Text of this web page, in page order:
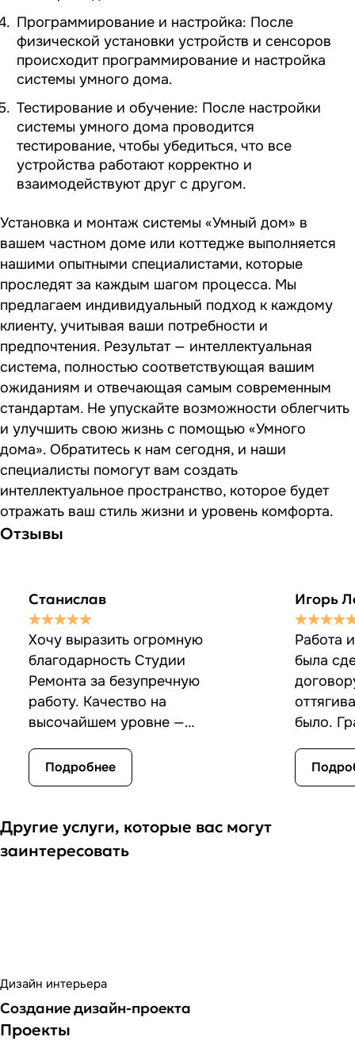
Программирование и настройка: После
физической установки устройств и сенсоров
происходит программирование и настройка
системы умного дома.
Тестирование и обучение: После настройки
системы умного дома проводится
тестирование, чтобы убедиться, что все
устройства работают корректно и
взаимодействуют друг с другом.
Установка и монтаж системы «Умный дом» в
вашем частном доме или коттедже выполняется
нашими опытными специалистами, которые
проследят за каждым шагом процесса. Мы
предлагаем индивидуальный подход к каждому
клиенту, учитывая ваши потребности и
предпочтения. Результат — интеллектуальная
система, полностью соответствующая вашим
ожиданиям и отвечающая самым современным
стандартам. Не упускайте возможности облегчить
и улучшить свою жизнь с помощью «Умного
дома». Обратитесь к нам сегодня, и наши
специалисты помогут вам создать
интеллектуальное пространство, которое будет
отражать ваш стиль жизни и уровень комфорта.
Отзывы
Станислав
Хочу выразить огромную
благодарность Студии
Ремонта за безупречную
работу. Качество на
высочайшем уровне —
аккуратно, с вниманием к
деталям.
пояснить нюансы работ и
дать полезные советы....
Подробнее
Игорь
Работа
была
было.
Если
Другие услуги, которые вас могут
заинтересовать
Дизайн интерьера
Создание дизайн-проекта
Проекты